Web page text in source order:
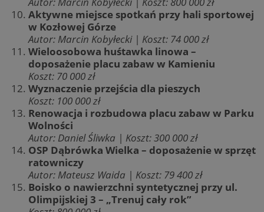
Aktywne miejsce spotkań przy hali sportowej
w Kozłowej Górze
Autor: Marcin Kobyłecki | Koszt: 74 000 zł
Wieloosobowa huśtawka linowa –
doposażenie placu zabaw w Kamieniu
Koszt: 70 000 zł
Wyznaczenie przejścia dla pieszych
Koszt: 100 000 zł
Renowacja i rozbudowa placu zabaw w Parku
Wolności
Autor: Daniel Śliwka | Koszt: 300 000 zł
OSP Dąbrówka Wielka – doposażenie w sprzęt
ratowniczy
Autor: Mateusz Waida | Koszt: 79 400 zł
Boisko o nawierzchni syntetycznej przy ul.
Olimpijskiej 3 – „Trenuj cały rok”